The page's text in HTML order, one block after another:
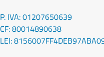
P. IVA: 01207650639
CF: 80014890638
LEI: